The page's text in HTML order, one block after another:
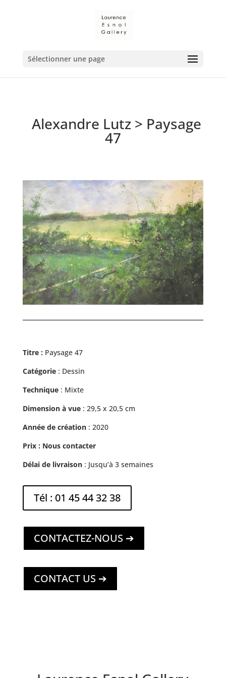
Sélectionner une page
Alexandre Lutz> Paysage
47
Titre : Paysage 47
Catégorie: Dessin
Technique : Mixte
Dimension à vue: 29,5 x 20,5 cm
Année de création: 2020
Prix : Nous contacter
Délai de livraison: Jusqu’à 3 semaines
Tél : 01 45 44 32 38
CONTACTEZ-NOUS ➔
CONTACT US ➔